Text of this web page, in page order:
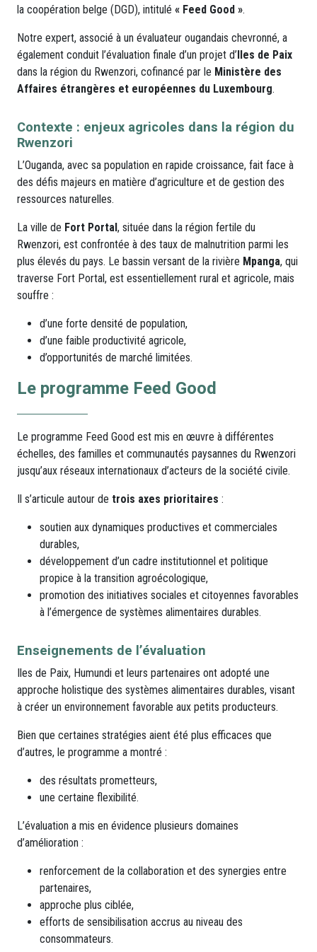
la coopération belge (DGD), intitulé « Feed Good ».
Notre expert, associé à un évaluateur ougandais chevronné, a
également conduit l’évaluation finale d’un projet d’Iles de Paix
dans la région du Rwenzori, cofinancé par le Ministère des
Affaires étrangères et européennes du Luxembourg.
Contexte : enjeux agricoles dans la région du
Rwenzori
L’Ouganda, avec sa population en rapide croissance, fait face à
des défis majeurs en matière d’agriculture et de gestion des
ressources naturelles.
La ville de Fort Portal, située dans la région fertile du
Rwenzori, est confrontée à des taux de malnutrition parmi les
plus élevés du pays. Le bassin versant de la rivière Mpanga, qui
traverse Fort Portal, est essentiellement rural et agricole, mais
souffre :
d’une forte densité de population,
d’une faible productivité agricole,
d’opportunités de marché limitées.
Le programme Feed Good
Le programme Feed Good est mis en œuvre à différentes
échelles, des familles et communautés paysannes du Rwenzori
jusqu’aux réseaux internationaux d’acteurs de la société civile.
Il s’articule autour de trois axes prioritaires :
soutien aux dynamiques productives et commerciales
durables,
développement d’un cadre institutionnel et politique
propice à la transition agroécologique,
promotion des initiatives sociales et citoyennes favorables
à l’émergence de systèmes alimentaires durables.
Enseignements de l’évaluation
Iles de Paix, Humundi et leurs partenaires ont adopté une
approche holistique des systèmes alimentaires durables, visant
à créer un environnement favorable aux petits producteurs.
Bien que certaines stratégies aient été plus efficaces que
d’autres, le programme a montré :
des résultats prometteurs,
une certaine flexibilité.
L’évaluation a mis en évidence plusieurs domaines
d’amélioration :
renforcement de la collaboration et des synergies entre
partenaires,
approche plus ciblée,
efforts de sensibilisation accrus au niveau des
consommateurs.